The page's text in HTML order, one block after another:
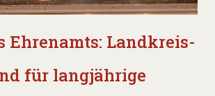
Ehrenamts: Landkreis-
für langjährige